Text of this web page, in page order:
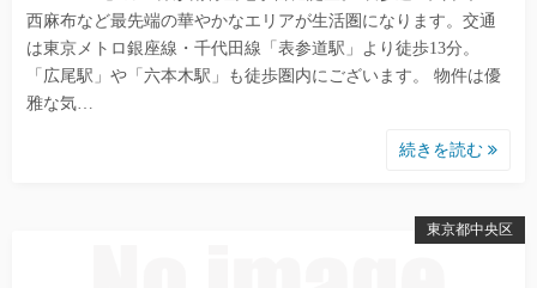
西麻布など最先端の華やかなエリアが生活圏になります。交通
は東京メトロ銀座線・千代田線「表参道駅」より徒歩13分。
「広尾駅」や「六本木駅」も徒歩圏内にございます。 物件は優
雅な気…
続きを読む
東京都中央区